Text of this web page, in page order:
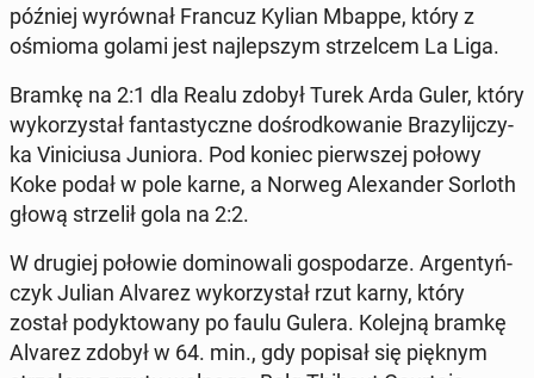
później wy­rów­nał Francuz Kylian Mbappe, który z
ośmioma golami jest naj­lep­szym strzel­cem La Liga.
Bramkę na 2:1 dla Realu zdobył Turek Arda Guler, który
wy­ko­rzy­stał fan­ta­stycz­ne do­środ­ko­wa­nie Bra­zy­lij­czy­
ka Vi­ni­ciu­sa Juniora. Pod koniec pierw­szej połowy
Koke podał w pole karne, a Norweg Ale­xan­der Sorloth
głową strze­lił gola na 2:2.
W drugiej połowie do­mi­no­wa­li go­spo­da­rze. Ar­gen­tyń­
czyk Julian Alvarez wy­ko­rzy­stał rzut karny, który
został po­dyk­to­wa­ny po faulu Gulera. Kolejną bramkę
Alvarez zdobył w 64. min., gdy popisał się pięknym